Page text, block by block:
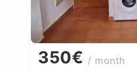
350€ / month